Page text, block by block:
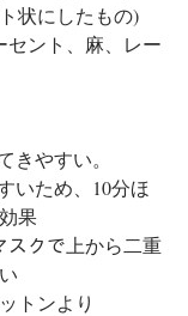
状にしたもの)
セント、麻、レー
やすい。
いため、10分ほ
果
スクで上から二重
トンより